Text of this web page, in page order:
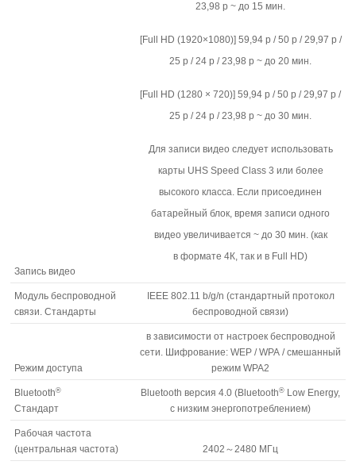
Запись видео
23,98 p ~ до 15 мин.
[Full HD (1920×1080)] 59,94 p / 50 p / 29,97 p /
25 p / 24 p / 23,98 p ~ до 20 мин.
[Full HD (1280 × 720)] 59,94 p / 50 p / 29,97 p /
25 p / 24 p / 23,98 p ~ до 30 мин.
Для записи видео следует использовать
карты UHS Speed Class 3 или более
высокого класса. Если присоединен
батарейный блок, время записи одного
видео увеличивается ~ до 30 мин. (как
в формате 4К, так и в Full HD)
Модуль беспроводной
связи. Стандарты
IEEE 802.11 b/g/n (стандартный протокол
беспроводной связи)
Режим доступа
в зависимости от настроек беспроводной
сети. Шифрование: WEP / WPA / смешанный
режим WPA2
Bluetooth®
Стандарт
Bluetooth версия 4.0 (Bluetooth® Low Energy,
с низким энергопотреблением)
Рабочая частота
(центральная частота)
2402～2480 МГц